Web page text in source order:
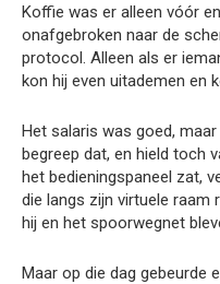
Koffie was er alleen vóór
onafgebroken naar de
protocol. Alleen als er
kon hij even uitademen en
Het salaris was goed,
begreep dat, en hield toch
het bedieningspaneel zat,
die langs zijn virtuele raam
hij en het spoorwegnet
Maar op die dag gebeurde